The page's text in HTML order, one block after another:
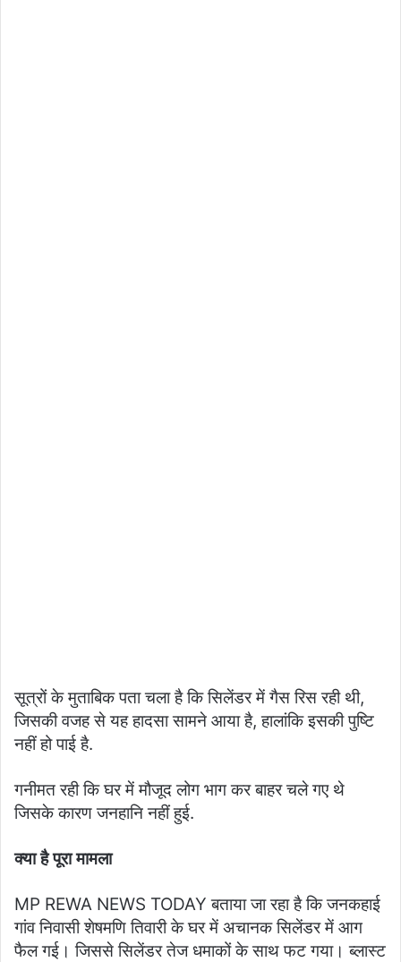
सूत्रों के मुताबिक पता चला है कि सिलेंडर में गैस रिस रही थी,
जिसकी वजह से यह हादसा सामने आया है, हालांकि इसकी पुष्टि
नहीं हो पाई है.
गनीमत रही कि घर में मौजूद लोग भाग कर बाहर चले गए थे
जिसके कारण जनहानि नहीं हुई.
क्या है पूरा मामला
MP REWA NEWS TODAY बताया जा रहा है कि जनकहाई
गांव निवासी शेषमणि तिवारी के घर में अचानक सिलेंडर में आग
फैल गई। जिससे सिलेंडर तेज धमाकों के साथ फट गया। ब्लास्ट